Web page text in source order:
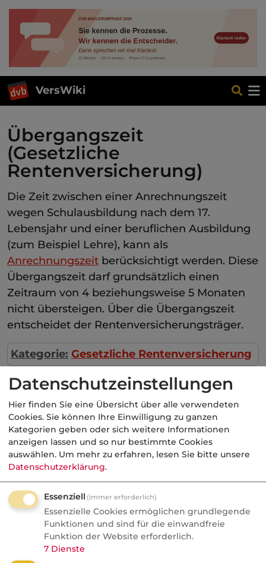
VersWiki
Übergangszeit
(Gesetzliche
Rentenversicherung)
Die Zeit zwischen einer Anrechnungszeit
wegen Schulausbildung nach dem 17.
Lebensjahr und einer beruflichen Ausbildung
(zum Beispiel Lehre), kann als
Anrechnungszeit berücksichtigt werden. Diese
Übergangszeit darf grundsätzlich einen
Zeitraum von 4 beziehungsweise 5 Monaten
nicht übersteigen. Über die Übergangszeit
entscheidet der Rentenversicherungsträger.
Kategorie: Gesetzliche Rentenversicherung
AktuelleNachrichten
Studie: Ungleiche
Besteuerung begünstigte
Französische Revolution
Politik
Datenschutzeinstellungen
Hier finden Sie eine Übersicht über alle verwendeten
Cookies. Sie können Ihre Einwilligung zu ganzen
Kategorien geben oder sich weitere Informationen
anzeigen lassen und so nur bestimmte Cookies
auswählen. Um mehr zu erfahren, lesen Sie bitte unsere
Datenschutzerklärung.
Essenziell (immer erforderlich)
Essenzielle Cookies ermöglichen grundlegende
Funktionen und sind für die einwandfreie
Funktion der Website erforderlich.
7 Dienste